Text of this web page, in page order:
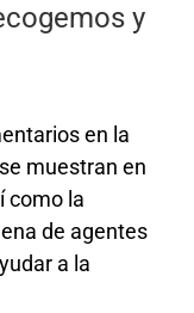
y
en la
muestran en
como la
de agentes
a la